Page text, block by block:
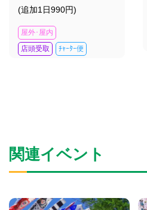
(追加1日990円)
屋外･屋内
店頭受取
ﾁｬｰﾀｰ便
関連イベント